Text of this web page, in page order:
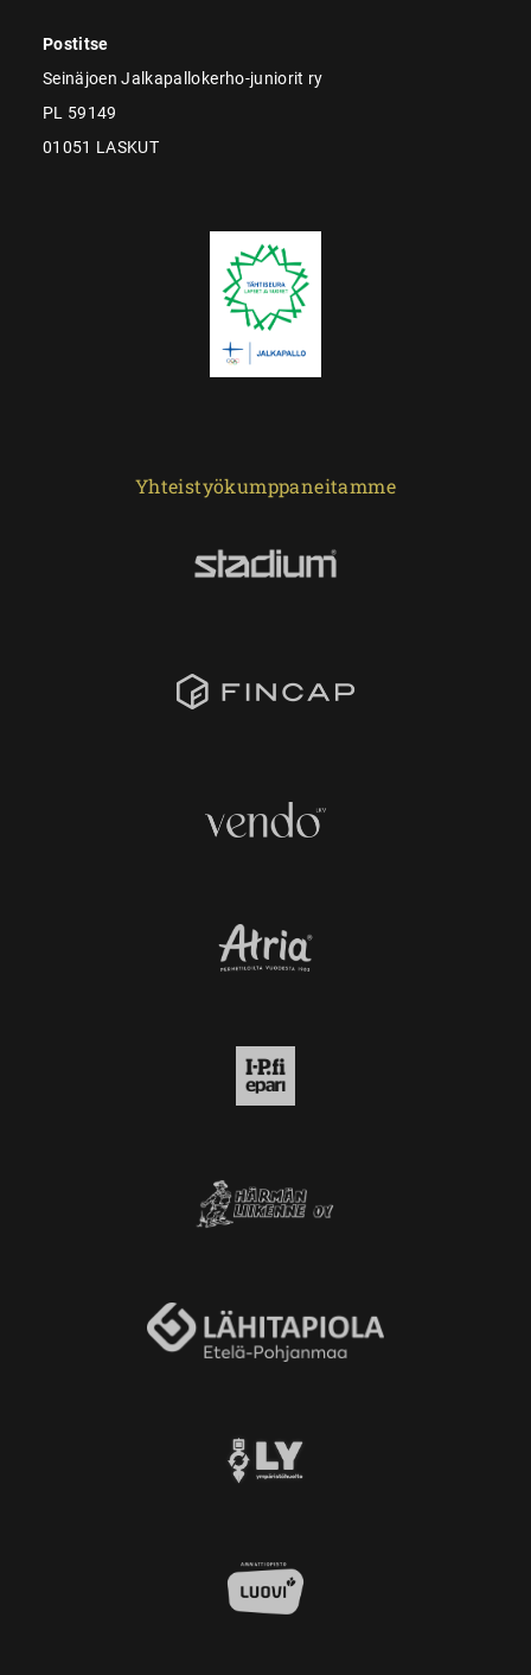
Postitse
Seinäjoen Jalkapallokerho-juniorit ry
PL 59149
01051 LASKUT
Yhteistyökumppaneitamme